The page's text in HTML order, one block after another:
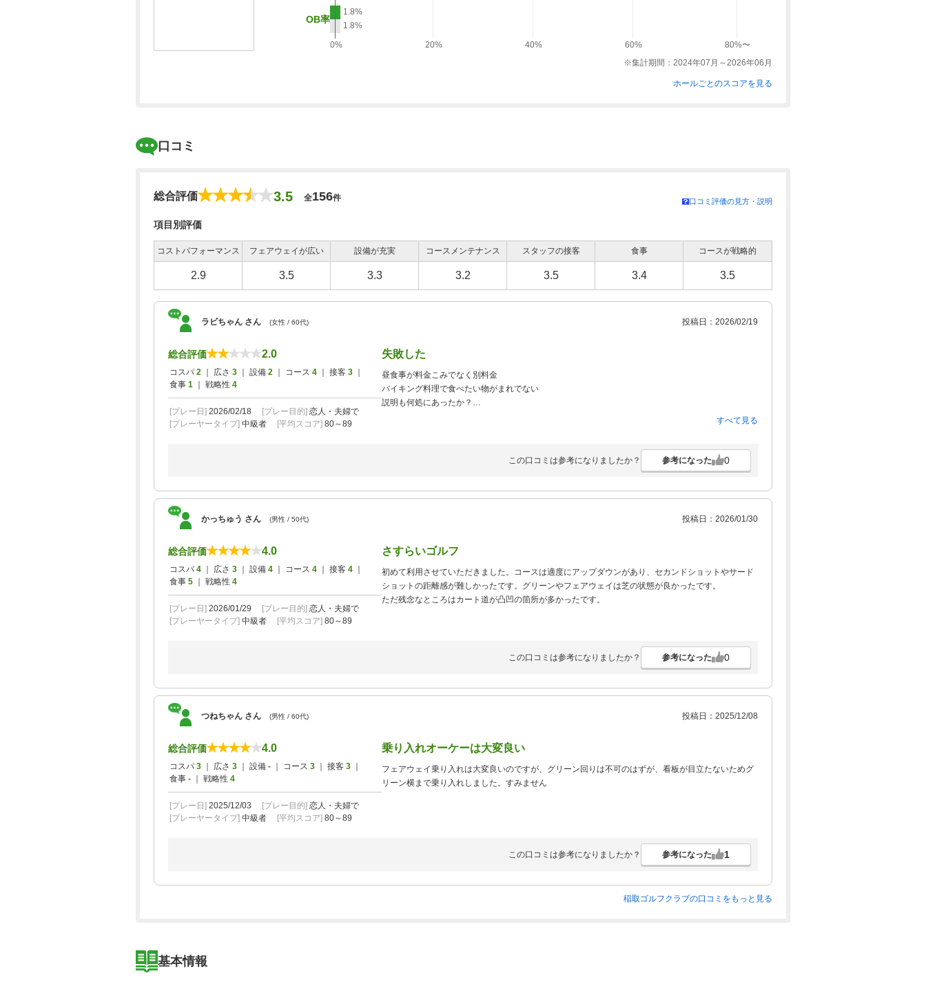
OB率
1.8%
1.8%
0%
20% 40% 60%
80%〜
※集計期間：2024年07月～2026年06月
ホールごとのスコアを見る
口コミ
総合評価 3.5 全156件 口コミ評価の見方・説明
項目別評価
コストパフォーマンス フェアウェイが広い 設備が充実 コースメンテナンス スタッフの接客 食事 コースが戦略的
2.9 3.5 3.3 3.2 3.5 3.4 3.5
ラビちゃん さん (女性 / 60代) 投稿日：2026/02/19
総合評価 2.0
コスパ 2 ｜ 広さ 3 ｜ 設備 2 ｜ コース 4 ｜ 接客 3
食事 1 ｜ 戦略性 4
[プレー日] 2026/02/18 [プレー目的] 恋人・夫婦で
[プレーヤータイプ] 中級者 [平均スコア] 80～89
失敗した
昼食事が料金こみでなく別料金
バイキング料理で食べたい物がまれでない
説明も何処にあったか？
すべて見る
この口コミは参考になりましたか？ 参考になった 0
かっちゅう さん (男性 / 50代) 投稿日：2026/01/30
総合評価 4.0
コスパ 4 ｜ 広さ 3 ｜ 設備 4 ｜ コース 4 ｜ 接客 4
食事 5 ｜ 戦略性 4
[プレー日] 2026/01/29 [プレー目的] 恋人・夫婦で
[プレーヤータイプ] 中級者 [平均スコア] 80～89
さすらいゴルフ
初めて利用させていただきました。コースは適度にアップダウンがあり、セカンドショットやサード
ショットの距離感が難しかったです。グリーンやフェアウェイは芝の状態が良かったです。
ただ残念なところはカート道が凸凹の箇所が多かったです。
この口コミは参考になりましたか？ 参考になった 0
つねちゃん さん (男性 / 60代) 投稿日：2025/12/08
総合評価 4.0
コスパ 3 ｜ 広さ 3 ｜ 設備 - ｜ コース 3 ｜ 接客 3
食事 - ｜ 戦略性 4
[プレー日] 2025/12/03 [プレー目的] 恋人・夫婦で
[プレーヤータイプ] 中級者 [平均スコア] 80～89
乗り入れオーケーは大変良い
フェアウェイ乗り入れは大変良いのですが、グリーン回りは不可のはずが、看板が目立たないためグ
リーン横まで乗り入れしました。すみません
この口コミは参考になりましたか？ 参考になった 1
稲取ゴルフクラブの口コミをもっと見る
基本情報